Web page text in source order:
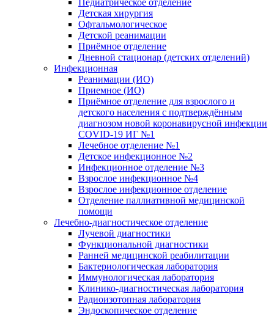
Педиатрическое отделение
Детская хирургия
Офтальмологическое
Детской реанимации
Приёмное отделение
Дневной стационар (детских отделений)
Инфекционная
Реанимации (ИО)
Приемное (ИО)
Приёмное отделение для взрослого и
детского населения с подтверждённым
диагнозом новой коронавирусной инфекции
COVID-19 ИГ №1
Лечебное отделение №1
Детское инфекционное №2
Инфекционное отделение №3
Взрослое инфекционное №4
Взрослое инфекционное отделение
Отделение паллиативной медицинской
помощи
Лечебно-диагностическое отделение
Лучевой диагностики
Функциональной диагностики
Ранней медицинской реабилитации
Бактериологическая лаборатория
Иммунологическая лаборатория
Клинико-диагностическая лаборатория
Радиоизотопная лаборатория
Эндоскопическое отделение